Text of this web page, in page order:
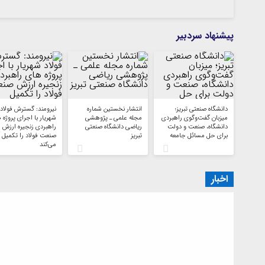
پیشنهاد سردبیر
دانشگاه صنعتی تبریز؛
میزبان گفت‌وگوی راهبردی
دانشگاه، صنعت و دولت
برای حل مسائل جامعه
انتشار نخستین شماره
مجله علمی ـ پژوهشی
ریاضی دانشگاه صنعتی
تبریز
نیرومند: گسترش فولاد
شهریار با اجرای
راهبردی زنجیره ارزش
صنعت فولاد را تکمیل
می‌کند
اخبار